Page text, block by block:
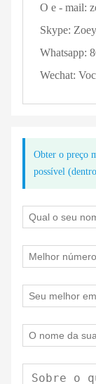
O e - mail:
Skype:
Whatsapp:
Wechat:
Obter o preço
possível